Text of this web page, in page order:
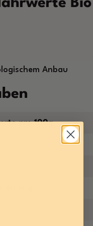
Anbau
pro 100g